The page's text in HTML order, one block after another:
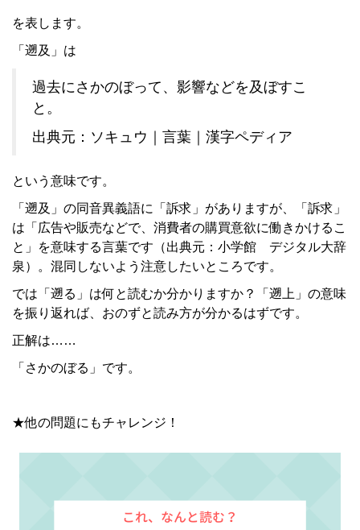
を表します。
「遡及」は
過去にさかのぼって、影響などを及ぼすこ
と。
出典元：ソキュウ｜言葉｜漢字ペディア
という意味です。
「遡及」の同音異義語に「訴求」がありますが、「訴求」
は「広告や販売などで、消費者の購買意欲に働きかけるこ
と」を意味する言葉です（出典元：小学館 デジタル大辞
泉）。混同しないよう注意したいところです。
では「遡る」は何と読むか分かりますか？「遡上」の意味
を振り返れば、おのずと読み方が分かるはずです。
正解は……
「さかのぼる」です。
★他の問題にもチャレンジ！